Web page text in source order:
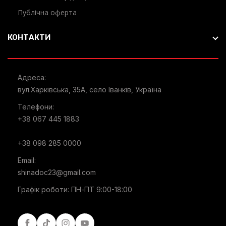
КОНТАКТИ
Адреса:
вул.Харківська, 35А, село Іванків, Україна
Телефони:
+38 067 445 1883
+38 098 285 0000
Email:
shinadoc23@gmail.com
Графік роботи: ПН-ПТ 9:00-18:00
FacebookTiktokInstagramYoutube
Публічна оферта